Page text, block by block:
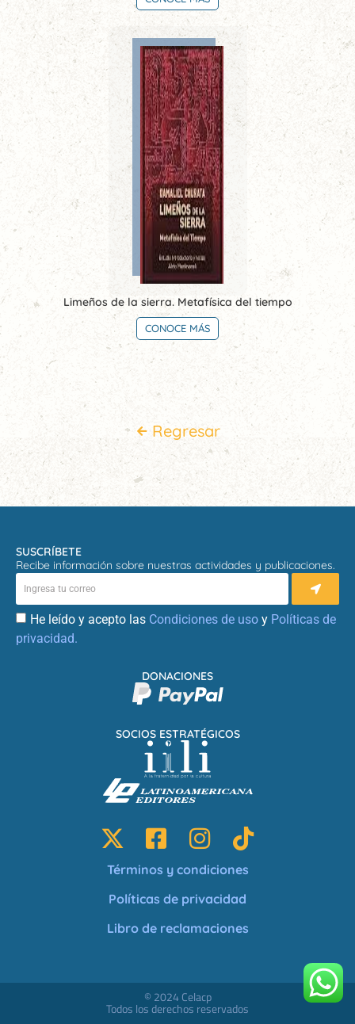
Limeños de la sierra. Metafísica del tiempo
CONOCE MÁS
Regresar
SUSCRÍBETE
Recibe información sobre nuestras actividades y publicaciones.
He leído y acepto las Condiciones de uso y Políticas de
privacidad.
SOCIOS ESTRATÉGICOS
DONACIONES
Términos y condiciones
Políticas de privacidad
Libro de reclamaciones
© 2024 Celacp
Todos los derechos reservados